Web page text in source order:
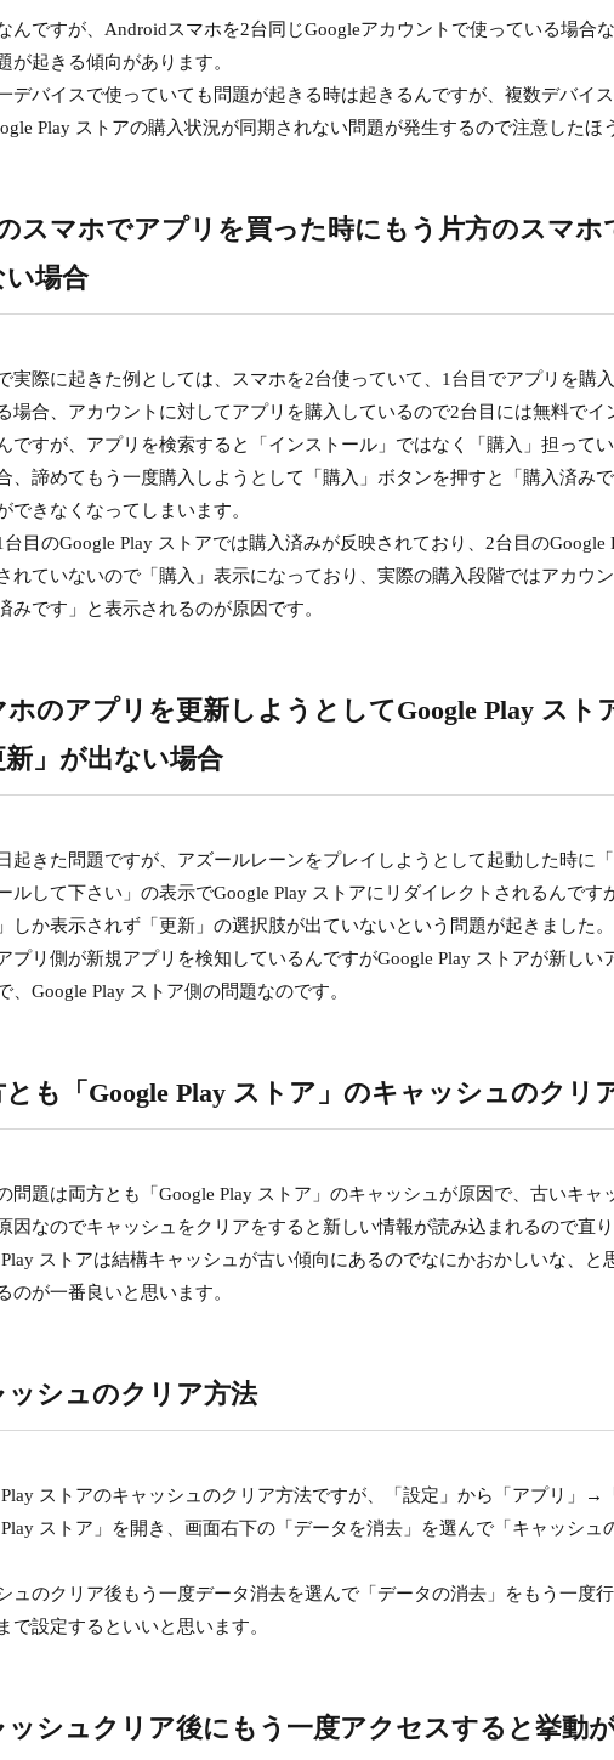
んですが、Androidスマホを2台同じGoogleアカウントで使っている場合
が起きる傾向があります。
デバイスで使っていても問題が起きる時は起きるんですが、複数デバイ
Play ストアの購入状況が同期されない問題が発生するので注意したほ
スマホでアプリを買った時にもう片方のスマホ
い場合
実際に起きた例としては、スマホを2台使っていて、1台目でアプリを購
場合、アカウントに対してアプリを購入しているので2台目には無料で
ですが、アプリを検索すると「インストール」ではなく「購入」担ってい
、諦めてもう一度購入しようとして「購入」ボタンを押すと「購入済み
できなくなってしまいます。
目のGoogle Play ストアでは購入済みが反映されており、2台目のGoogle
れていないので「購入」表示になっており、実際の購入段階ではアカウ
みです」と表示されるのが原因です。
ホのアプリを更新しようとしてGoogle Play スト
新」が出ない場合
起きた問題ですが、アズールレーンをプレイしようとして起動した時に
ルして下さい」の表示でGoogle Play ストアにリダイレクトされるんです
しか表示されず「更新」の選択肢が出ていないという問題が起きました。
プリ側が新規アプリを検知しているんですがGoogle Play ストアが新しい
、Google Play ストア側の問題なのです。
とも「Google Play ストア」のキャッシュのクリ
問題は両方とも「Google Play ストア」のキャッシュが原因で、古いキャ
因なのでキャッシュをクリアをすると新しい情報が読み込まれるので直り
ストアは結構キャッシュが古い傾向にあるのでなにかおかしいな、と
のが一番良いと思います。
ッシュのクリア方法
ストアのキャッシュのクリア方法ですが、「設定」から「アプリ」→
Play ストア」を開き、画面右下の「データを消去」を選んで「キャッシ
ュのクリア後もう一度データ消去を選んで「データの消去」をもう一度
で設定するといいと思います。
ッシュクリア後にもう一度アクセスすると挙動